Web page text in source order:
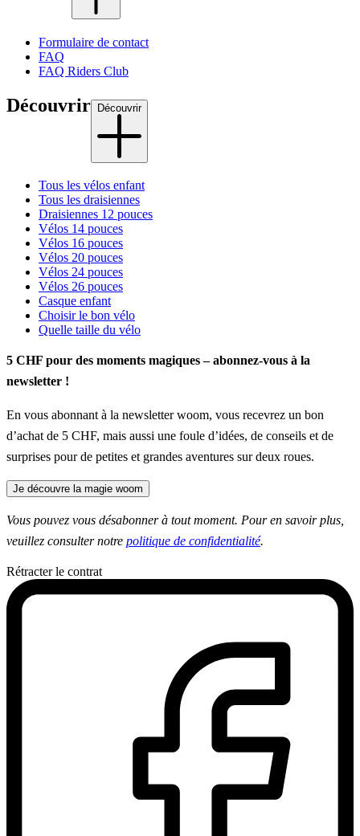
Formulaire de contact
FAQ
FAQ Riders Club
Découvrir Découvrir
Tous les vélos enfant
Tous les draisiennes
Draisiennes 12 pouces
Vélos 14 pouces
Vélos 16 pouces
Vélos 20 pouces
Vélos 24 pouces
Vélos 26 pouces
Casque enfant
Choisir le bon vélo
Quelle taille du vélo
5 CHF pour des moments magiques – abonnez-vous à la
newsletter !
En vous abonnant à la newsletter woom, vous recevrez un bon
d’achat de 5 CHF, mais aussi une foule d’idées, de conseils et de
surprises pour de petites et grandes aventures sur deux roues.
Je découvre la magie woom
Vous pouvez vous désabonner à tout moment. Pour en savoir plus,
veuillez consulter notre politique de confidentialité.
Rétracter le contrat